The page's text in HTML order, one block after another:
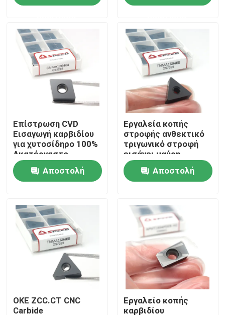
Προϊόντα
Σχετικά με εμάς
Γύρος εργοστασίων
Ποιοτικός έλεγχος
επαφή
Όλες οι περιπτώσεις
Ένθετο άλεσης καρβιδίου
Επίστρωση CVD
Εισαγωγή καρβιδίου
για χυτοσίδηρο 100%
Ακατέργαστο
καρβίδιο βολφραμίου
CNMA120408
CNMA120412
Αποστολή
Εργαλεία κοπής
στροφής ανθεκτικό
τριγωνικό στροφή
εισάγει μαύρη
επικάλυψη CVD
TNMA160408
Αποστολή
ΟΚΕ ZCC.CT CNC
Carbide
Εργαλείο κοπής
καρβιδίου